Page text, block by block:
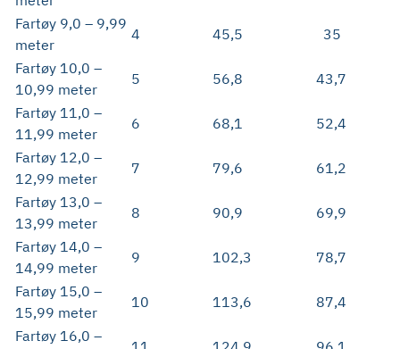
Fartøy 9,0 – 9,99
meter
4 45,5
35
Fartøy 10,0 –
10,99 meter
5 56,8
43,7
Fartøy 11,0 –
11,99 meter
6 68,1
52,4
Fartøy 12,0 –
12,99 meter
7 79,6
61,2
Fartøy 13,0 –
13,99 meter
8 90,9
69,9
Fartøy 14,0 –
14,99 meter
9 102,3
78,7
Fartøy 15,0 –
15,99 meter
10 113,6
87,4
Fartøy 16,0 –